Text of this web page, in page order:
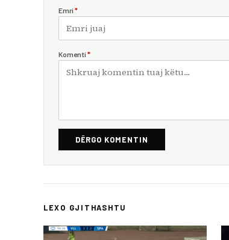
Emri *
Komenti *
DËRGO KOMENTIN
LEXO GJITHASHTU